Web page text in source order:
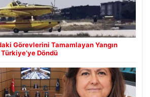
Görevlerini Tamamlayan Yangın
Döndü